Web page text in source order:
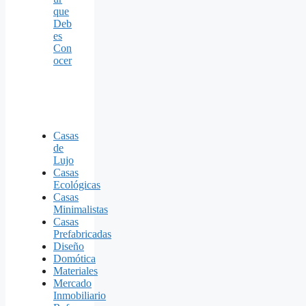
que
Deb
es
Con
ocer
Casas
de
Lujo
Casas
Ecológicas
Casas
Minimalistas
Casas
Prefabricadas
Diseño
Domótica
Materiales
Mercado
Inmobiliario